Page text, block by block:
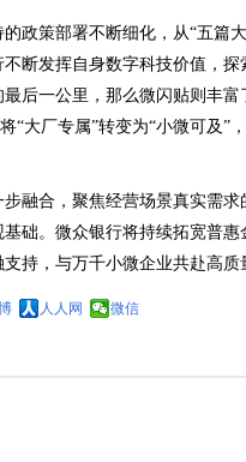
政策部署不断细化，从“五篇
断发挥自身数字科技价值，
后一公里，那么微闪贴则丰
“大厂专属”转变为“小微可及”
融合，聚焦经营场景真实需
础。微众银行将持续拓宽普
持，与万千小微企业共赴高质
人人网 微信